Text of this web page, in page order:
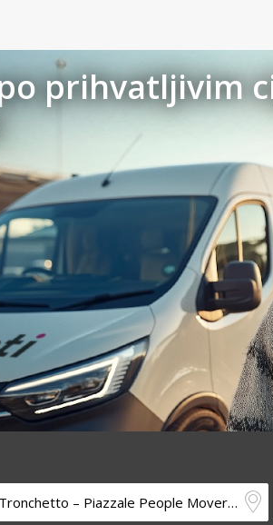
prihvatljivim